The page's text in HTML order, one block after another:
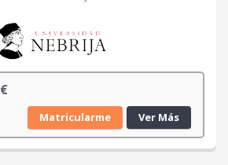
€E
r
Matricularme Ver Más